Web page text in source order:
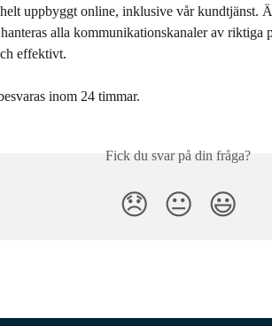
uppbyggt online, inklusive vår kundtjänst.
alla kommunikationskanaler av riktiga
effektivt.
inom 24 timmar.
Fick du svar på din fråga?
😞 😐 😃